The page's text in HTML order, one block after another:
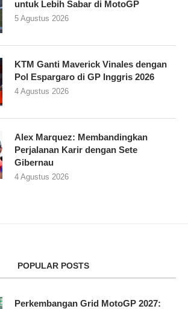
untuk Lebih Sabar di MotoGP
5 Agustus 2026
KTM Ganti Maverick Vinales dengan
Pol Espargaro di GP Inggris 2026
4 Agustus 2026
Alex Marquez: Membandingkan
Perjalanan Karir dengan Sete
Gibernau
4 Agustus 2026
POPULAR POSTS
Perkembangan Grid MotoGP 2027: